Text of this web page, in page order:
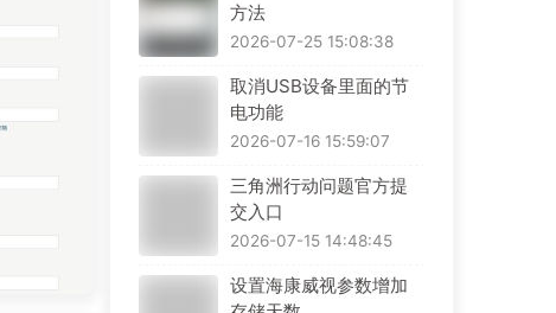
方法
2026-07-25 15:08:38
取消USB设备里面的节
电功能
2026-07-16 15:59:07
三角洲行动问题官方提
交入口
2026-07-15 14:48:45
设置海康威视参数增加